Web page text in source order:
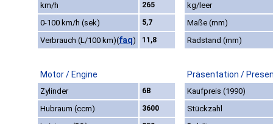
km/h 265
kg/leer
0-100 km/h (sek)
5,7
Maße (mm)
Verbrauch (L/100 km)(faq) 11,8 Radstand (mm)
Motor / Engine Präsentation /
Zylinder 6B
Kaufpreis (1990)
Hubraum (ccm)
3600
Stückzahl